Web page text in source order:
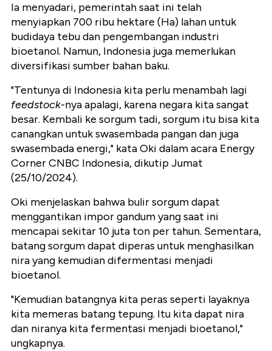
Ia menyadari, pemerintah saat ini telah
menyiapkan 700 ribu hektare (Ha) lahan untuk
budidaya tebu dan pengembangan industri
bioetanol. Namun, Indonesia juga memerlukan
diversifikasi sumber bahan baku.
"Tentunya di Indonesia kita perlu menambah lagi
feedstock-nya apalagi, karena negara kita sangat
besar. Kembali ke sorgum tadi, sorgum itu bisa kita
canangkan untuk swasembada pangan dan juga
swasembada energi," kata Oki dalam acara Energy
Corner CNBC Indonesia, dikutip Jumat
(25/10/2024).
Oki menjelaskan bahwa bulir sorgum dapat
menggantikan impor gandum yang saat ini
mencapai sekitar 10 juta ton per tahun. Sementara,
batang sorgum dapat diperas untuk menghasilkan
nira yang kemudian difermentasi menjadi
bioetanol.
"Kemudian batangnya kita peras seperti layaknya
kita memeras batang tepung. Itu kita dapat nira
dan niranya kita fermentasi menjadi bioetanol,"
ungkapnya.